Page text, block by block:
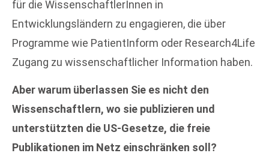
für die WissenschaftlerInnen in
Entwicklungsländern zu engagieren, die über
Programme wie PatientInform oder Research4Life
Zugang zu wissenschaftlicher Information haben.
Aber warum überlassen Sie es nicht den
Wissenschaftlern, wo sie publizieren und
unterstützten die US-Gesetze, die freie
Publikationen im Netz einschränken soll?